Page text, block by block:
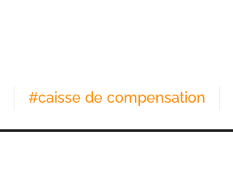
#caisse de compensation